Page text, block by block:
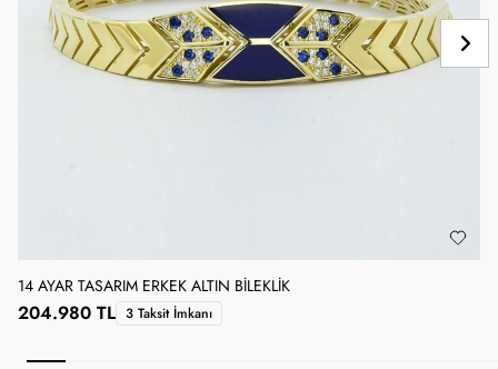
14 AYAR TASARIM ERKEK ALTIN BILEKLIK
204.980 TL 3 Taksit İmkanı